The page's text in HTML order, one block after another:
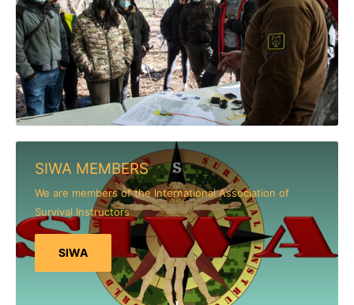
SIWA MEMBERS
We are members of the International Association of
Survival Instructors
SIWA